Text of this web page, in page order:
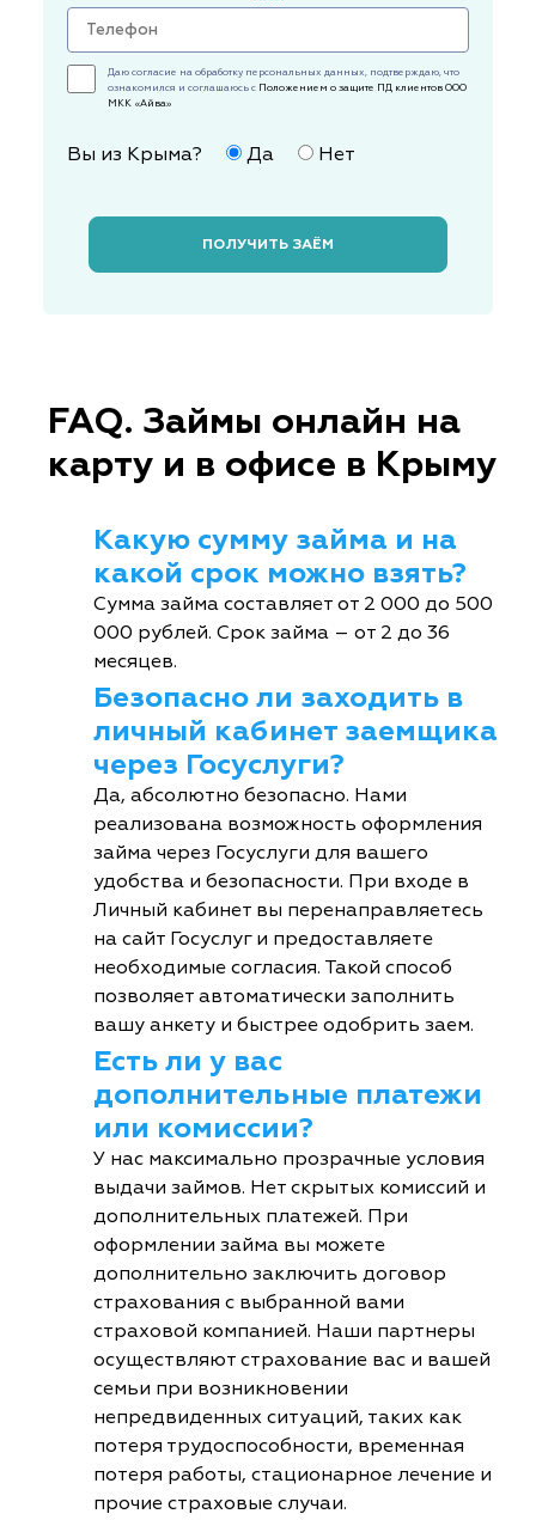
Даю согласие на обработку персональных данных, подтверждаю, что
ознакомился и соглашаюсь с Положением о защите ПД клиентов ООО
МКК «Айва»
Вы из Крыма? Да Нет
ПОЛУЧИТЬ ЗАЁМ
FAQ. Займы онлайн на
карту и в офисе в Крыму
Какую сумму займа и на
какой срок можно взять?
Сумма займа составляет от 2 000 до 500
000 рублей. Срок займа – от 2 до 36
месяцев.
Безопасно ли заходить в
личный кабинет заемщика
через Госуслуги?
Да, абсолютно безопасно. Нами
реализована возможность оформления
займа через Госуслуги для вашего
удобства и безопасности. При входе в
Личный кабинет вы перенаправляетесь
на сайт Госуслуг и предоставляете
необходимые согласия. Такой способ
позволяет автоматически заполнить
вашу анкету и быстрее одобрить заем.
Есть ли у вас
дополнительные платежи
или комиссии?
У нас максимально прозрачные условия
выдачи займов. Нет скрытых комиссий и
дополнительных платежей. При
оформлении займа вы можете
дополнительно заключить договор
страхования с выбранной вами
страховой компанией. Наши партнеры
осуществляют страхование вас и вашей
семьи при возникновении
непредвиденных ситуаций, таких как
потеря трудоспособности, временная
потеря работы, стационарное лечение и
прочие страховые случаи.